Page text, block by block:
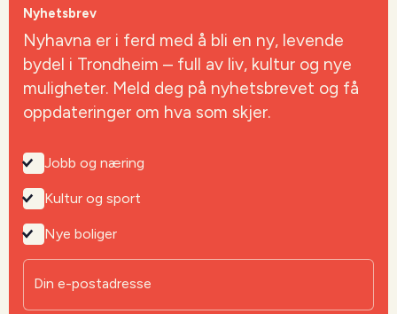
Nyhetsbrev
Nyhavna er i ferd med å bli en ny, levende
bydel i Trondheim – full av liv, kultur og nye
muligheter. Meld deg på nyhetsbrevet og få
oppdateringer om hva som skjer.
Jobb og næring
Kultur og sport
Nye boliger
Din e-postadresse